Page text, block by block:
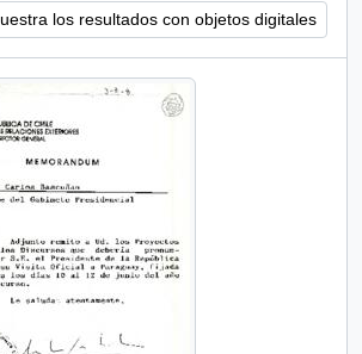
los resultados con objetos digitales